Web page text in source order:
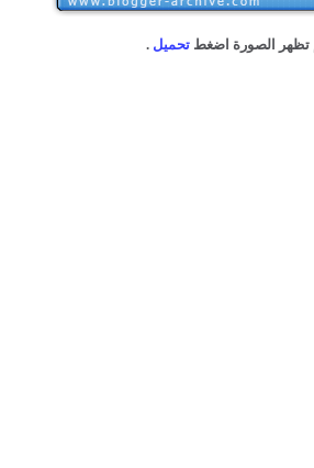
تظهر الصورة اضغط تحميل .